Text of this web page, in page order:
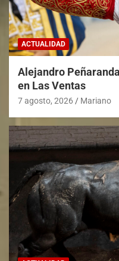
ACTUALIDAD
Alejandro
en Las Ventas
7 agosto, 2026 Mariano